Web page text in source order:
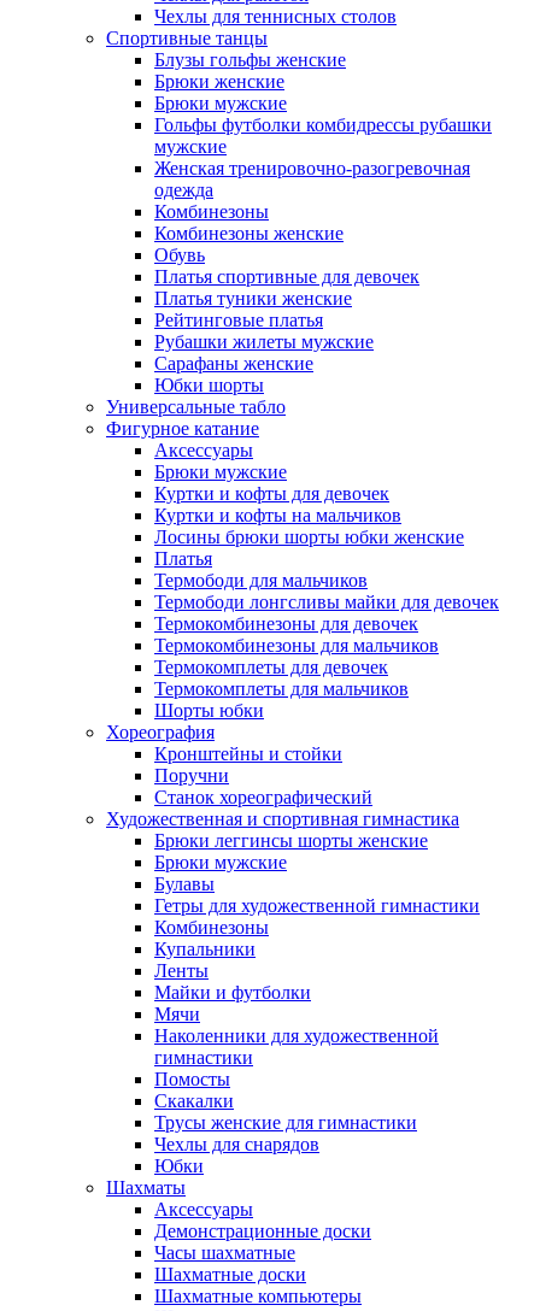
Чехлы для теннисных столов
Спортивные танцы
Блузы гольфы женские
Брюки женские
Брюки мужские
Гольфы футболки комбидрессы рубашки
мужские
Женская тренировочно-разогревочная
одежда
Комбинезоны
Комбинезоны женские
Обувь
Платья спортивные для девочек
Платья туники женские
Рейтинговые платья
Рубашки жилеты мужские
Сарафаны женские
Юбки шорты
Универсальные табло
Фигурное катание
Аксессуары
Брюки мужские
Куртки и кофты для девочек
Куртки и кофты на мальчиков
Лосины брюки шорты юбки женские
Платья
Термободи для мальчиков
Термободи лонгсливы майки для девочек
Термокомбинезоны для девочек
Термокомбинезоны для мальчиков
Термокомплеты для девочек
Термокомплеты для мальчиков
Шорты юбки
Хореография
Кронштейны и стойки
Поручни
Станок хореографический
Художественная и спортивная гимнастика
Брюки леггинсы шорты женские
Брюки мужские
Булавы
Гетры для художественной гимнастики
Комбинезоны
Купальники
Ленты
Майки и футболки
Мячи
Наколенники для художественной
гимнастики
Помосты
Скакалки
Трусы женские для гимнастики
Чехлы для снарядов
Юбки
Шахматы
Аксессуары
Демонстрационные доски
Часы шахматные
Шахматные доски
Шахматные компьютеры